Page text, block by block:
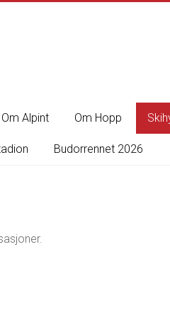
Om Alpint Om Hopp
Budorrennet 2026